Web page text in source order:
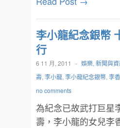
李小龍紀念銀幣
行
6 11 月, 2011 - 娛樂, 新聞與
壽, 李小龍, 李小龍紀念銀幣, 李
no comments
為紀念已故武打巨星
壽，李小龍的女兒李